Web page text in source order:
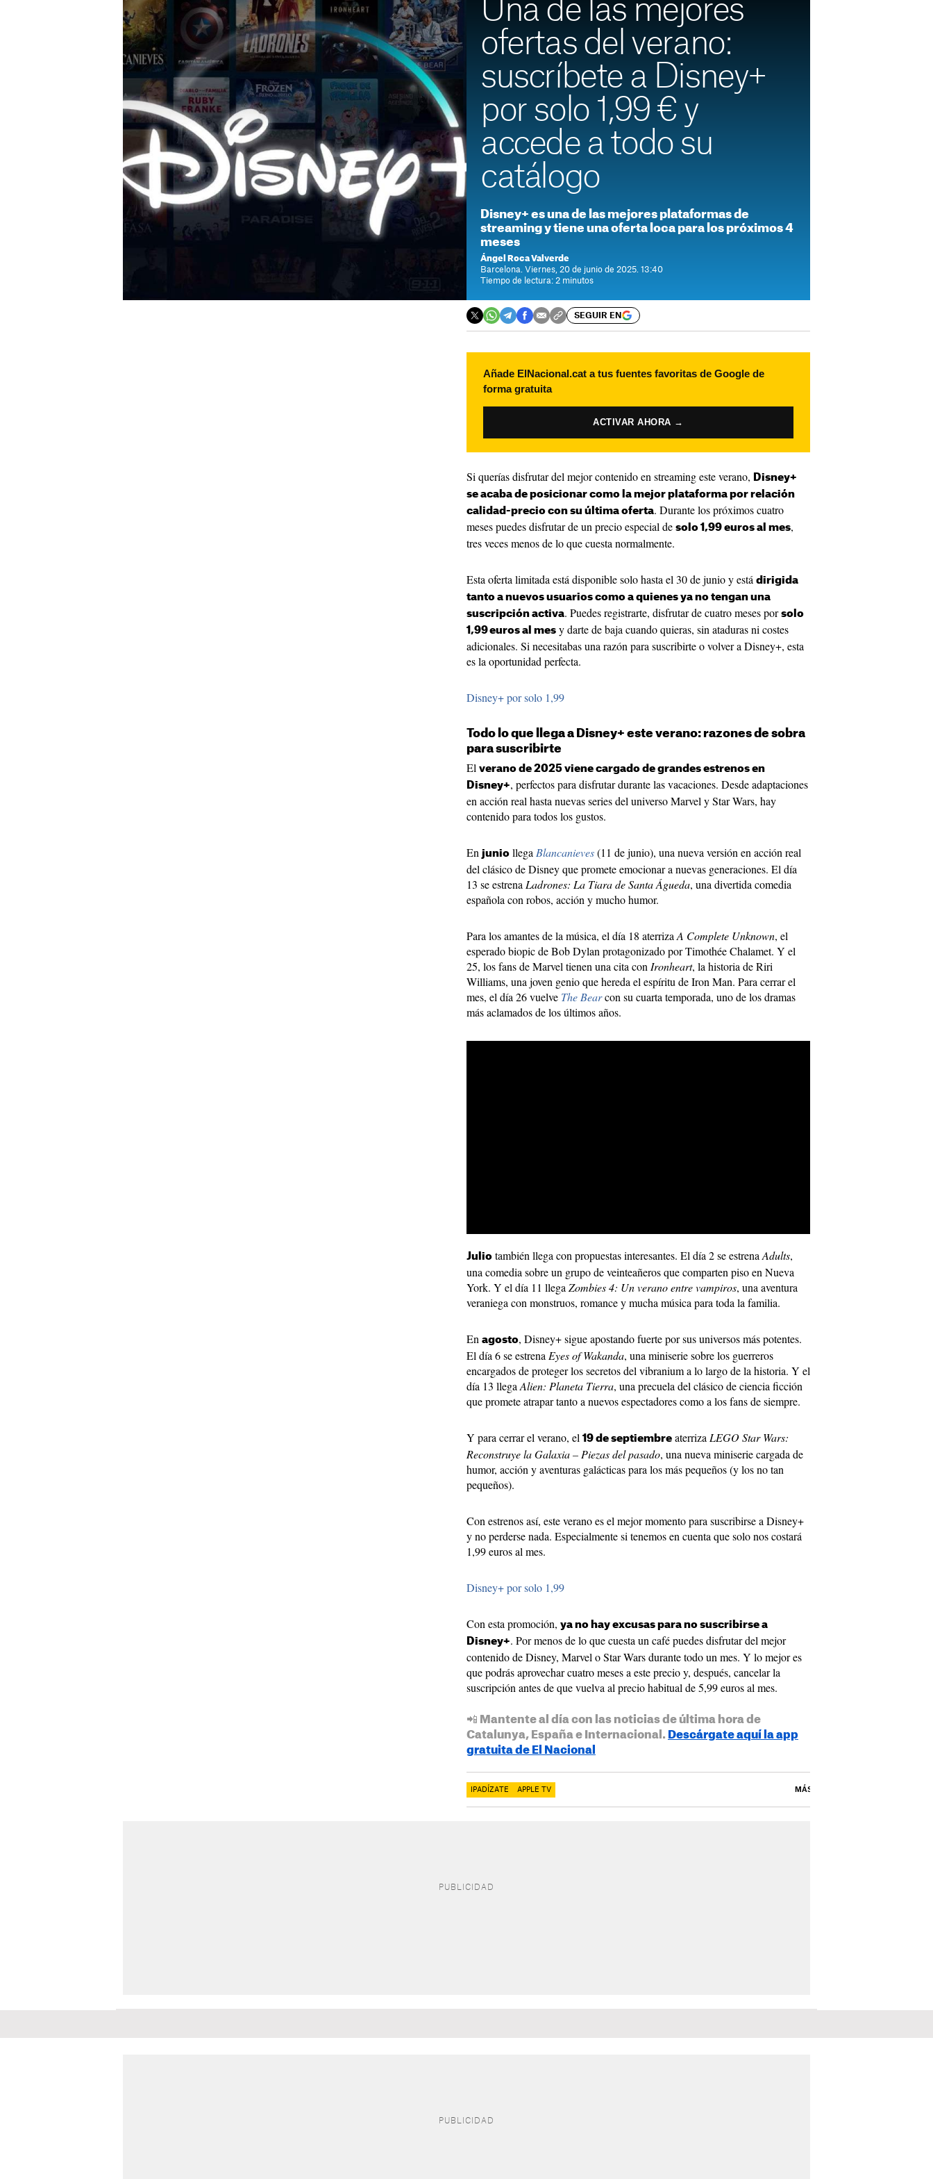
Una de las mejores
ofertas del verano:
suscríbete a Disney+
por solo 1,99 € y
accede a todo su
catálogo
Disney+ es una de las mejores plataformas de
streaming y tiene una oferta loca para los próximos 4
meses
Ángel Roca Valverde
Barcelona. Viernes, 20 de junio de 2025. 13:40
Tiempo de lectura: 2 minutos
SEGUIR EN
Añade ElNacional.cat a tus fuentes favoritas de Google de
forma gratuita
ACTIVAR AHORA →
Si querías disfrutar del mejor contenido en streaming este verano, Disney+
se acaba de posicionar como la mejor plataforma por relación
calidad-precio con su última oferta. Durante los próximos cuatro
meses puedes disfrutar de un precio especial de solo 1,99 euros al mes,
tres veces menos de lo que cuesta normalmente.
Esta oferta limitada está disponible solo hasta el 30 de junio y está dirigida
tanto a nuevos usuarios como a quienes ya no tengan una
suscripción activa. Puedes registrarte, disfrutar de cuatro meses por solo
1,99 euros al mes y darte de baja cuando quieras, sin ataduras ni costes
adicionales. Si necesitabas una razón para suscribirte o volver a Disney+, esta
es la oportunidad perfecta.
Disney+ por solo 1,99
Todo lo que llega a Disney+ este verano: razones de sobra
para suscribirte
El verano de 2025 viene cargado de grandes estrenos en
Disney+, perfectos para disfrutar durante las vacaciones. Desde adaptaciones
en acción real hasta nuevas series del universo Marvel y Star Wars, hay
contenido para todos los gustos.
En junio llega Blancanieves(11 de junio), una nueva versión en acción real
del clásico de Disney que promete emocionar a nuevas generaciones. El día
13 se estrena Ladrones: La Tiara de Santa Águeda, una divertida comedia
española con robos, acción y mucho humor.
Para los amantes de la música, el día 18 aterriza A Complete Unknown, el
esperado biopic de Bob Dylan protagonizado por Timothée Chalamet. Y el
25, los fans de Marvel tienen una cita con Ironheart, la historia de Riri
Williams, una joven genio que hereda el espíritu de Iron Man. Para cerrar el
mes, el día 26 vuelve The Bearcon su cuarta temporada, uno de los dramas
más aclamados de los últimos años.
Julio también llega con propuestas interesantes. El día 2 se estrenaAdults,
una comedia sobre un grupo de veinteañeros que comparten piso en Nueva
York. Y el día 11 llegaZombies 4: Un verano entre vampiros, una aventura
veraniega con monstruos, romance y mucha música para toda la familia.
En agosto, Disney+ sigue apostando fuerte por sus universos más potentes.
El día 6 se estrenaEyes of Wakanda, una miniserie sobre los guerreros
encargados de proteger los secretos del vibranium a lo largo de la historia. Y el
día 13 llegaAlien: Planeta Tierra, una precuela del clásico de ciencia ficción
que promete atrapar tanto a nuevos espectadores como a los fans de siempre.
Y para cerrar el verano, el 19 de septiembre aterrizaLEGO Star Wars:
Reconstruye la Galaxia – Piezas del pasado, una nueva miniserie cargada de
humor, acción y aventuras galácticas para los más pequeños (y los no tan
pequeños).
Con estrenos así, este verano es el mejor momento para suscribirse a Disney+
y no perderse nada. Especialmente si tenemos en cuenta que solo nos costará
1,99 euros al mes.
Disney+ por solo 1,99
Con esta promoción, ya no hay excusas para no suscribirse a
Disney+. Por menos de lo que cuesta un café puedes disfrutar del mejor
contenido de Disney, Marvel o Star Wars durante todo un mes. Y lo mejor es
que podrás aprovechar cuatro meses a este precio y, después, cancelar la
suscripción antes de que vuelva al precio habitual de 5,99 euros al mes.
📲 Mantente al día con las noticias de última hora de
Catalunya, España e Internacional. Descárgate aquí la app
gratuita de El Nacional
IPADÍZATE APPLE TV MÁS